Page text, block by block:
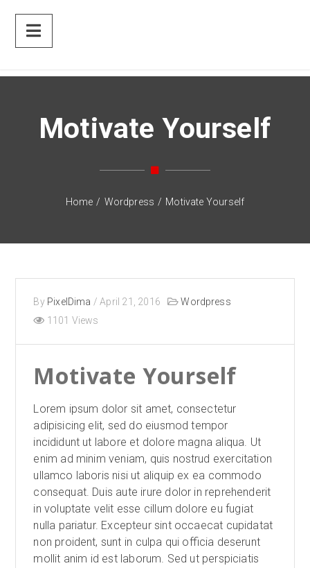
Motivate Yourself
Home / Wordpress / Motivate Yourself
By PixelDima /April 21, 2016
Wordpress
1101 Views
Motivate Yourself
Lorem ipsum dolor sit amet, consectetur
adipisicing elit, sed do eiusmod tempor
incididunt ut labore et dolore magna aliqua. Ut
enim ad minim veniam, quis nostrud exercitation
ullamco laboris nisi ut aliquip ex ea commodo
consequat. Duis aute irure dolor in reprehenderit
in voluptate velit esse cillum dolore eu fugiat
nulla pariatur. Excepteur sint occaecat cupidatat
non proident, sunt in culpa qui officia deserunt
mollit anim id est laborum. Sed ut perspiciatis